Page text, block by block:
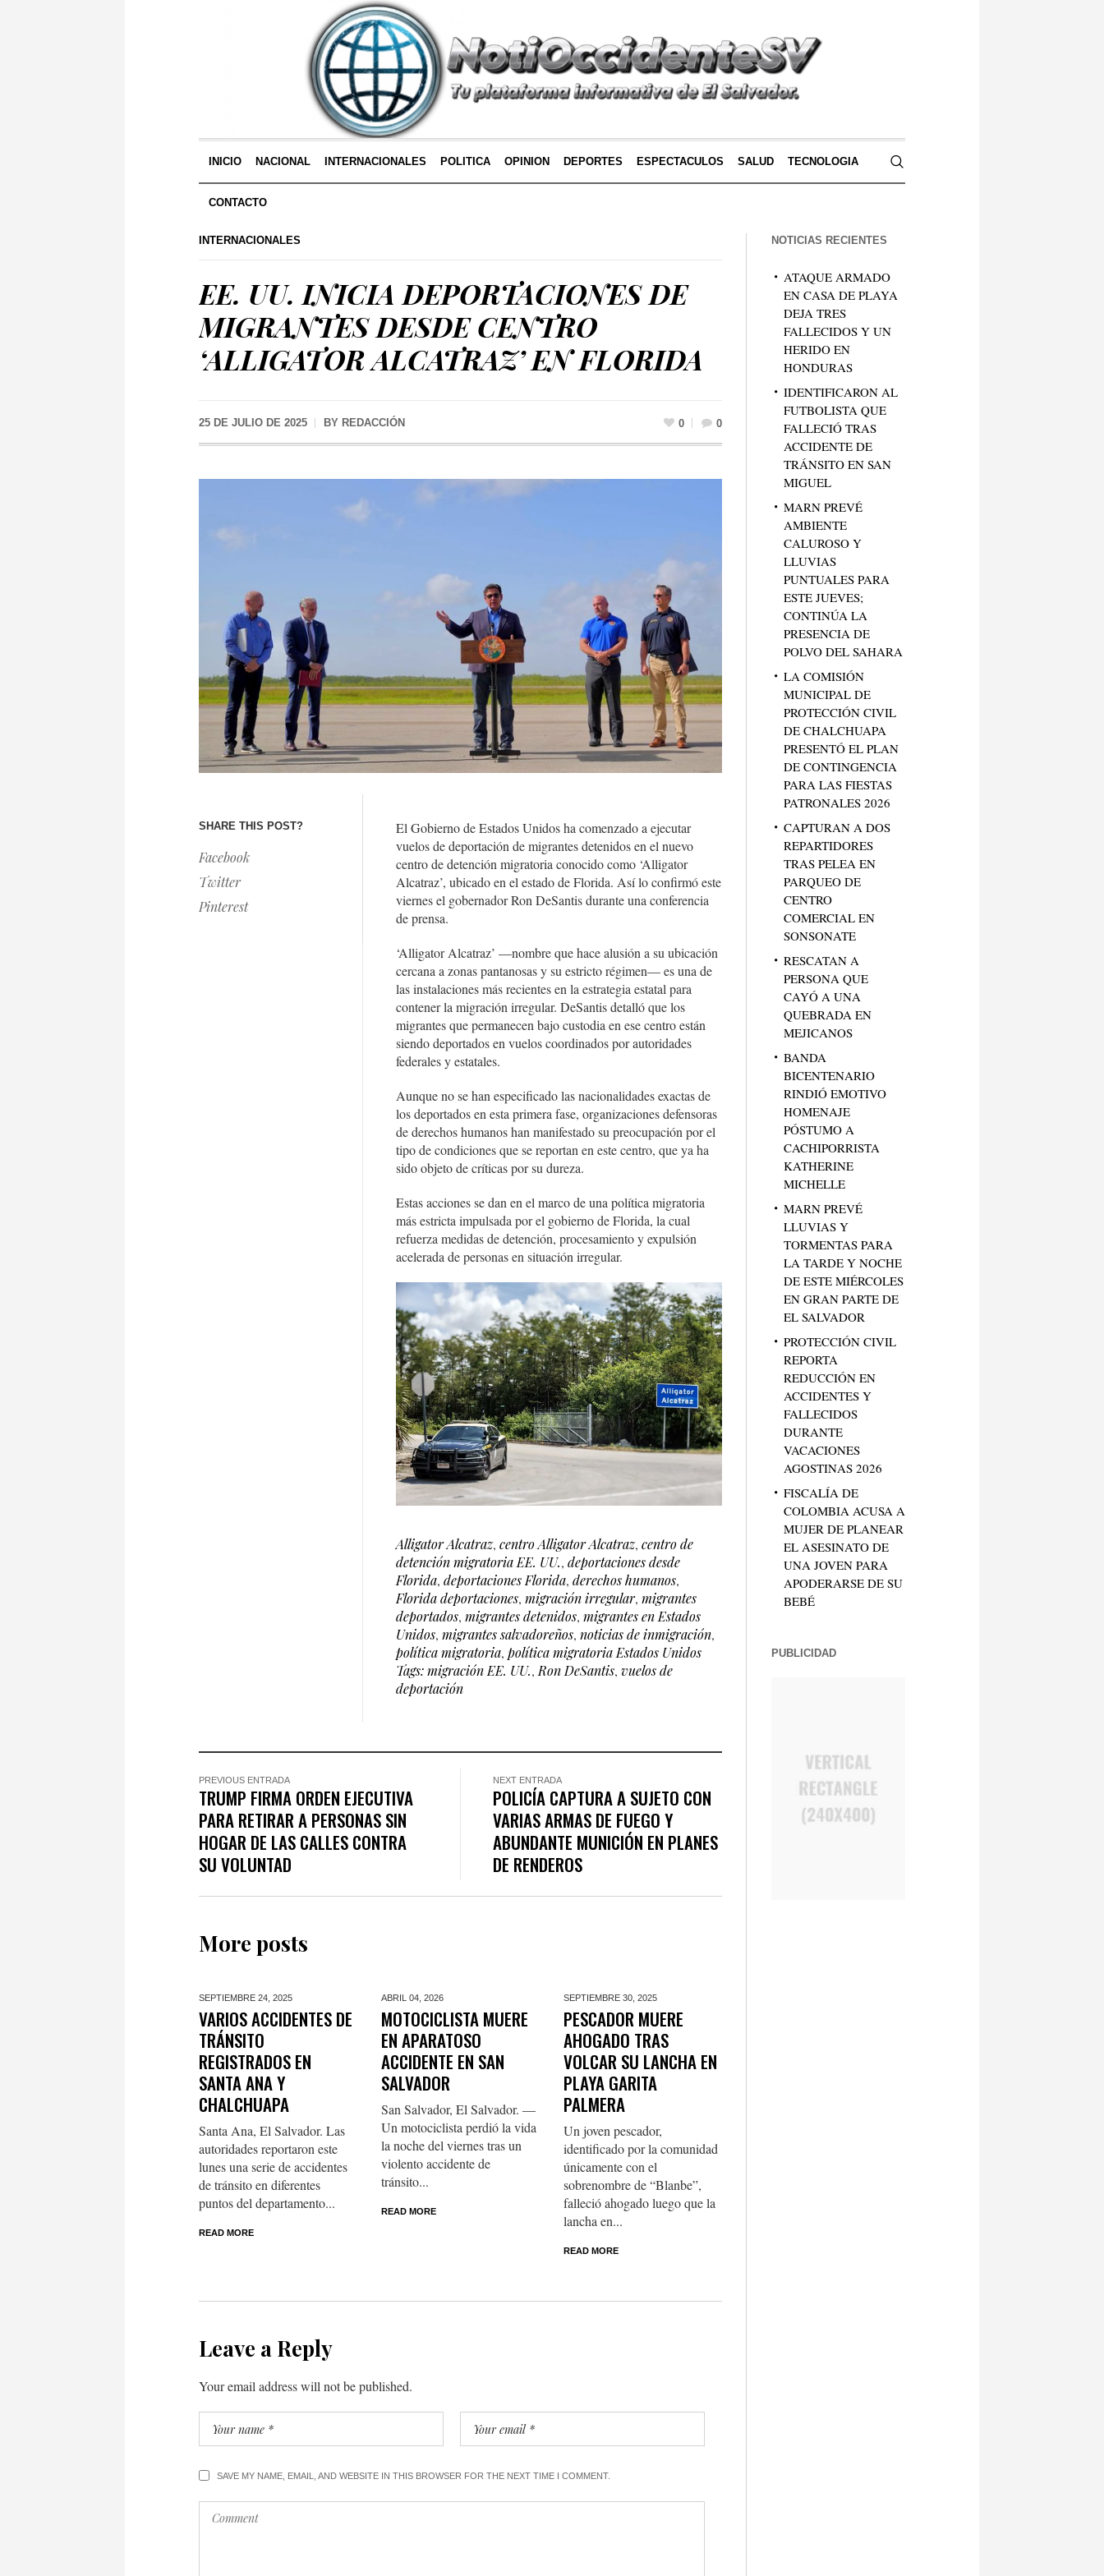
INICIO NACIONAL INTERNACIONALES POLITICA OPINION DEPORTES ESPECTACULOS SALUD TECNOLOGIA
CONTACTO
INTERNACIONALES
EE. UU. INICIA DEPORTACIONES DE
MIGRANTES DESDE CENTRO
‘ALLIGATOR ALCATRAZ’ EN FLORIDA
25 DE JULIO DE 2025 BY REDACCIÓN 0 0
SHARE THIS POST?
Facebook
Twitter
Pinterest
El Gobierno de Estados Unidos ha comenzado a ejecutar
vuelos de deportación de migrantes detenidos en el nuevo
centro de detención migratoria conocido como ‘Alligator
Alcatraz’, ubicado en el estado de Florida. Así lo confirmó este
viernes el gobernador Ron DeSantis durante una conferencia
de prensa.
‘Alligator Alcatraz’ —nombre que hace alusión a su ubicación
cercana a zonas pantanosas y su estricto régimen— es una de
las instalaciones más recientes en la estrategia estatal para
contener la migración irregular. DeSantis detalló que los
migrantes que permanecen bajo custodia en ese centro están
siendo deportados en vuelos coordinados por autoridades
federales y estatales.
Aunque no se han especificado las nacionalidades exactas de
los deportados en esta primera fase, organizaciones defensoras
de derechos humanos han manifestado su preocupación por el
tipo de condiciones que se reportan en este centro, que ya ha
sido objeto de críticas por su dureza.
Estas acciones se dan en el marco de una política migratoria
más estricta impulsada por el gobierno de Florida, la cual
refuerza medidas de detención, procesamiento y expulsión
acelerada de personas en situación irregular.
Alligator Alcatraz, centro Alligator Alcatraz, centro de
detención migratoria EE. UU., deportaciones desde
Florida, deportaciones Florida, derechos humanos,
Florida deportaciones, migración irregular, migrantes
deportados, migrantes detenidos, migrantes en Estados
Unidos, migrantes salvadoreños, noticias de inmigración,
política migratoria, política migratoria Estados Unidos
Tags: migración EE. UU.,Ron DeSantis, vuelos de
deportación
PREVIOUS ENTRADA
TRUMP FIRMA ORDEN EJECUTIVA
PARA RETIRAR A PERSONAS SIN
HOGAR DE LAS CALLES CONTRA
SU VOLUNTAD
NEXT ENTRADA
POLICÍA CAPTURA A SUJETO CON
VARIAS ARMAS DE FUEGO Y
ABUNDANTE MUNICIÓN EN PLANES
DE RENDEROS
More posts
SEPTIEMBRE 24, 2025
VARIOS ACCIDENTES DE
TRÁNSITO
REGISTRADOS EN
SANTA ANA Y
CHALCHUAPA
Santa Ana, El Salvador. Las
autoridades reportaron este
lunes una serie de accidentes
de tránsito en diferentes
puntos del departamento...
READ MORE
ABRIL 04, 2026
MOTOCICLISTA MUERE
EN APARATOSO
ACCIDENTE EN SAN
SALVADOR
San Salvador, El Salvador. —
Un motociclista perdió la vida
la noche del viernes tras un
violento accidente de
tránsito...
READ MORE
SEPTIEMBRE 30, 2025
PESCADOR MUERE
AHOGADO TRAS
VOLCAR SU LANCHA EN
PLAYA GARITA
PALMERA
Un joven pescador,
identificado por la comunidad
únicamente con el
sobrenombre de “Blanbe”,
falleció ahogado luego que la
lancha en...
READ MORE
Leave a Reply
Your email address will not be published.
SAVE MY NAME, EMAIL, AND WEBSITE IN THIS BROWSER FOR THE NEXT TIME I COMMENT.
NOTICIAS RECIENTES
ATAQUE ARMADO
EN CASA DE PLAYA
DEJA TRES
FALLECIDOS Y UN
HERIDO EN
HONDURAS
IDENTIFICARON AL
FUTBOLISTA QUE
FALLECIÓ TRAS
ACCIDENTE DE
TRÁNSITO EN SAN
MIGUEL
MARN PREVÉ
AMBIENTE
CALUROSO Y
LLUVIAS
PUNTUALES PARA
ESTE JUEVES;
CONTINÚA LA
PRESENCIA DE
POLVO DEL SAHARA
LA COMISIÓN
MUNICIPAL DE
PROTECCIÓN CIVIL
DE CHALCHUAPA
PRESENTÓ EL PLAN
DE CONTINGENCIA
PARA LAS FIESTAS
PATRONALES 2026
CAPTURAN A DOS
REPARTIDORES
TRAS PELEA EN
PARQUEO DE
CENTRO
COMERCIAL EN
SONSONATE
RESCATAN A
PERSONA QUE
CAYÓ A UNA
QUEBRADA EN
MEJICANOS
BANDA
BICENTENARIO
RINDIÓ EMOTIVO
HOMENAJE
PÓSTUMO A
CACHIPORRISTA
KATHERINE
MICHELLE
MARN PREVÉ
LLUVIAS Y
TORMENTAS PARA
LA TARDE Y NOCHE
DE ESTE MIÉRCOLES
EN GRAN PARTE DE
EL SALVADOR
PROTECCIÓN CIVIL
REPORTA
REDUCCIÓN EN
ACCIDENTES Y
FALLECIDOS
DURANTE
VACACIONES
AGOSTINAS 2026
FISCALÍA DE
COLOMBIA ACUSA A
MUJER DE PLANEAR
EL ASESINATO DE
UNA JOVEN PARA
APODERARSE DE SU
BEBÉ
PUBLICIDAD